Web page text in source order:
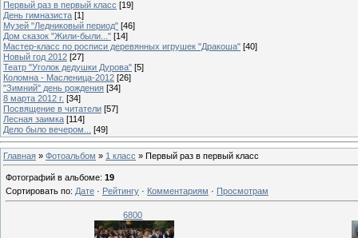
Первый раз в первый класс [19]
День гимназиста [1]
Музей "Ледниковый период" [46]
Дом сказок "Жили-были..." [14]
Мастер-класс по росписи деревянных игрушек "Дракоша" [40]
Новый год 2012 [27]
Театр "Уголок дедушки Дурова" [5]
Коломна - Масленица-2012 [26]
"Зимний" день рождения [34]
8 марта 2012 г. [34]
Посвящение в читатели [57]
Лесная заимка [114]
Дело было вечером...
[49]
Главная » Фотоальбом » 1 класс » Первый раз в первый класс
Фотографий в альбоме: 19
Сортировать по: Дате · Рейтингу · Комментариям · Просмотрам
6800